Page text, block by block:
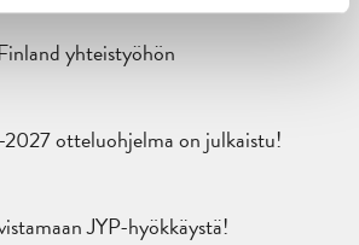
yhteistyöhön
otteluohjelma on julkaistu!
JYP-hyökkäystä!